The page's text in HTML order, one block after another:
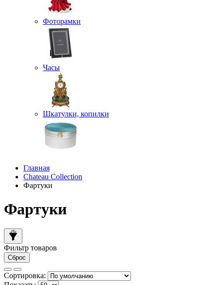
Фоторамки
Часы
Шкатулки, копилки
Главная
Chateau Collection
Фартуки
Фартуки
Фильтр товаров
Сброс
Сортировка: